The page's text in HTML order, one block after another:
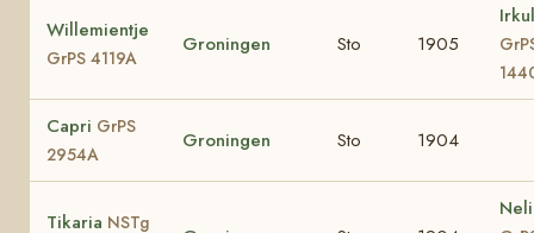
Willemientje
GrPS 4119A
Groningen Sto 1905
Capri GrPS
2954A
Groningen Sto 1904
Tikaria NSTg